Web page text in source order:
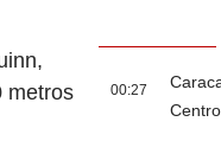
metros
00:27